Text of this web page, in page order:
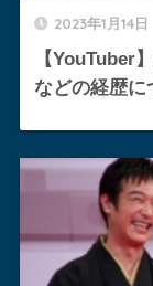
2023年1月14日
【YouTuber
などの経歴に